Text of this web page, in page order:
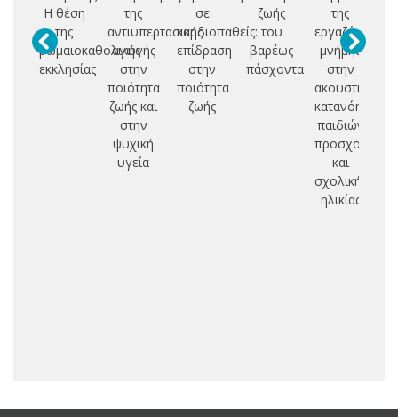
Η θέση
της
ρωμαιοκαθολικής
εκκλησίας
της
αντιυπερτασικής
αγωγής
στην
ποιότητα
ζωής και
στην
ψυχική
υγεία
σε
καρδιοπαθείς:
επίδραση
στην
ποιότητα
ζωής
ζωής
του
βαρέως
πάσχοντα
της
εργαζόμενης
μνήμης
στην
ακουστική
κατανόηση
παιδιών
προσχολικής
και
σχολικής
ηλικίας